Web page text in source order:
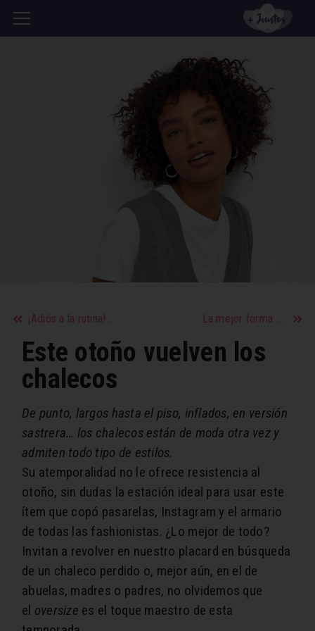
¡Adiós a la rutina! Lucha contra la monotonía La mejor forma de iniciar una terapia
Este otoño vuelven los
chalecos
De punto, largos hasta el piso, inflados, en versión
sastrera… los chalecos están de moda otra vez y
admiten todo tipo de estilos.
Su atemporalidad no le ofrece resistencia al
otoño, sin dudas la estación ideal para usar este
ítem que copó pasarelas, Instagram y el armario
de todas las fashionistas. ¿Lo mejor de todo?
Invitan a revolver en nuestro placard en búsqueda
de un chaleco perdido o, mejor aún, en el de
abuelas, madres o padres, no olvidemos que
el oversize es el toque maestro de esta